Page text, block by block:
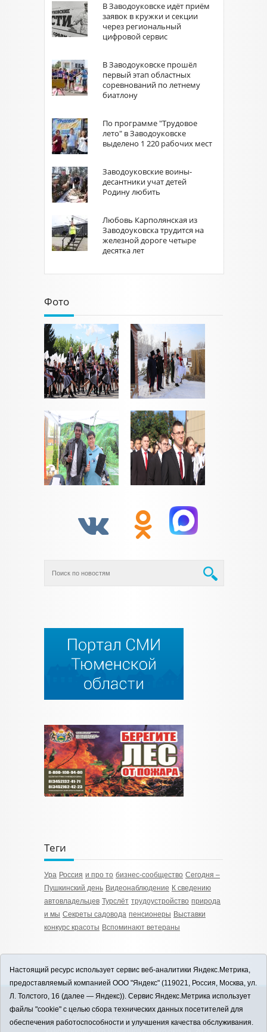
В Заводоуковске идёт приём
заявок в кружки и секции
через региональный
цифровой сервис
В Заводоуковске прошёл
первый этап областных
соревнований по летнему
биатлону
По программе "Трудовое
лето" в Заводоуковске
выделено 1 220 рабочих мест
Заводоуковские воины-
десантники учат детей
Родину любить
Любовь Карполянская из
Заводоуковска трудится на
железной дороге четыре
десятка лет
Фото
Теги
Ура Россия и про то бизнес-сообщество Сегодня –
Пушкинский день Видеонаблюдение К сведению
автовладельцев Турслёт трудоустройство природа
и мы Секреты садовода пенсионеры Выставки
конкурс красоты Вспоминают ветераны
12+
ЗАВОДОУКОВСК online / Новости
Настоящий ресурс использует сервис веб-аналитики Яндекс.Метрика,
предоставляемый компанией ООО "Яндекс" (119021, Россия, Москва, ул.
Л. Толстого, 16 (далее — Яндекс)). Сервис Яндекс.Метрика использует
файлы "cookie" с целью сбора технических данных посетителей для
обеспечения работоспособности и улучшения качества обслуживания.